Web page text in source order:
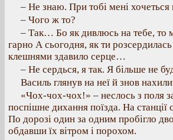
– Не знаю. При тобі мені хочеться
– Чого ж то?
– Так… Бо як дивлюсь на тебе, то
гарно А сьогодня, як ти
клешнями здавило серце…
– Не сердься, я так. Я більше не
Василь глянув на неї й знов
«Чох-чох-чох!» – неслось з поля
поспішне дихання поїзда. На
По дорозі один за одним пробігло
обдавши їх вітром і порохом.